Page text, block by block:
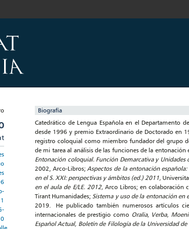
Biografía
Catedrático de Lengua Española en el Departamento
desde 1996 y premio Extraordinario de Doctorado en
registro coloquial como miembro fundador del grupo
de mi tarea al análisis de las funciones de la
Entonación coloquial. Función Demarcativa y Unidades
2002, Arco-Libros;Aspectos de la entonación
en el S. XXI: perspectivas y ámbitos (ed.) 2011,
en el aula de E/LE. 2012,Arco Libros; en colaboración
Tirant Humanidades; Sistema y uso de la entonación
2019. He publicado también numerosos artículos
internacionales de prestigio como Oralia, Verba,
Español Actual, Boletín de Filología de la Universidad